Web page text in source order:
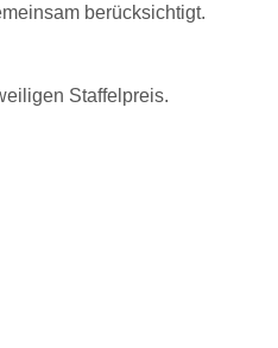
berücksichtigt.
Staffelpreis.